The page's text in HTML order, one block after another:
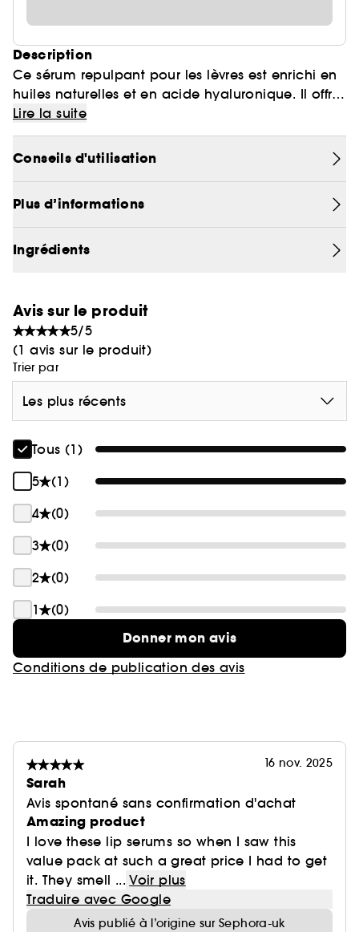
Description
Ce sérum repulpant pour les lèvres est enrichi en
huiles naturelles et en acide hyaluronique. Il offre
une hydratation de 24 heures et une brillance
pendant 8 heures pour des lèvres repulpées et
d'apparence plus lisses.
Bénéfices :
- Hydrate et repulpe visiblement les lèvres.
brillance volumineuse.
Lire la suite
Conseils d'utilisation
Plus d’informations
Ingrédients
Avis sur le produit
5/5
(1 avis sur le produit)
Trier par
Les plus récents
Tous (1)
5
(1)
4
(0)
3
(0)
2
(0)
1
(0)
Donner mon avis
Conditions de publication des avis
16 nov. 2025
Sarah
Avis spontané sans confirmation d'achat
Amazing product
I love these lip serums so when I saw this
value pack at such a great price I had to get
it. They smell ... Voir plus
Traduire avec Google
Avis publié à l’origine sur Sephora-uk